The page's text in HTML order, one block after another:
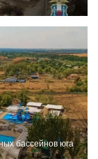
бассейнов юга